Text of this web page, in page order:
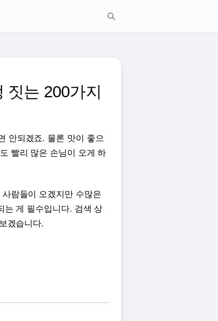
는 200가지
안되겠죠. 물론 맛이 좋으
빨리 많은 손님이 오게 하
람들이 오겠지만 수많은
는 게 필수입니다. 검색 상
겠습니다.